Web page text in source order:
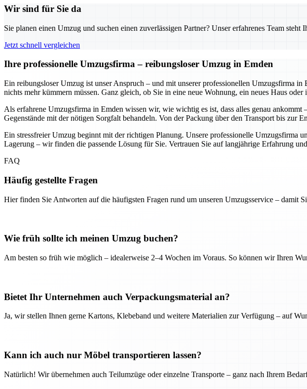
Wir sind für Sie da
Sie planen einen Umzug und suchen einen zuverlässigen Partner? Unser erfahrenes Team
Jetzt schnell vergleichen
Ihre professionelle Umzugsfirma – reibungsloser Umzug in Emden
Ein reibungsloser Umzug ist unser Anspruch – und mit unserer professionellen Umzugsfirma
nichts mehr kümmern müssen. Ganz gleich, ob Sie in eine neue Wohnung, ein neues Haus
Als erfahrene Umzugsfirma in Emden wissen wir, wie wichtig es ist, dass alles genau
Gegenstände mit der nötigen Sorgfalt behandeln. Von der Packung über den Transport bis zur
Ein stressfreier Umzug beginnt mit der richtigen Planung. Unsere professionelle Umzugsfirma
Lagerung – wir finden die passende Lösung für Sie. Vertrauen Sie auf langjährige Erfahrung
FAQ
Häufig gestellte Fragen
Hier finden Sie Antworten auf die häufigsten Fragen rund um unseren Umzugsservice – damit
Wie früh sollte ich meinen Umzug buchen?
Am besten so früh wie möglich – idealerweise 2–4 Wochen im Voraus. So können wir Ihren
Bietet Ihr Unternehmen auch Verpackungsmaterial an?
Ja, wir stellen Ihnen gerne Kartons, Klebeband und weitere Materialien zur Verfügung – auf
Kann ich auch nur Möbel transportieren lassen?
Natürlich! Wir übernehmen auch Teilumzüge oder einzelne Transporte – ganz nach Ihrem